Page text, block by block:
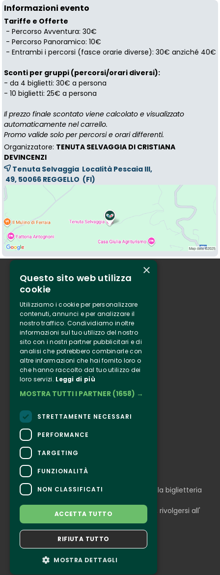
Informazioni evento
Tariffe e Offerte
- Percorso Avventura: 30€
- Percorso Panoramico: 10€
- Entrambi i percorsi (fasce orarie diverse): 30€ anziché 40€
Sconti per gruppi (percorsi/orari diversi):
- da 4 biglietti: 30€ a persona
- 10 biglietti: 25€ a persona
Il prezzo finale scontato viene calcolato e visualizzato
automaticamente nel carrello.
Promo valide solo per percorsi e orari differenti.
Organizzatore: TENUTA SELVAGGIA DI CRISTIANA
DEVINCENZI
Tenuta Selvaggia Località Pescaia III,
49, 50066 REGGELLO (FI)
Chi siamo
Tenuta Selvaggia
Contatti
Biglietteria
Clappit
Informazione
Seguici
Facebook
Connect
CONTATTI
Per informazioni e supporto all'acquisto della biglietteria
Per informazioni sul programma e l'evento, rivolgersi all'
organizzatore
Dichiarazione di accessibilità
×
Questo sito web utilizza
cookie
Utilizziamo i cookie per personalizzare
contenuti, annunci e per analizzare il
nostro traffico. Condividiamo inoltre
informazioni sul tuo utilizzo del nostro
sito con i nostri partner pubblicitari e di
analisi che potrebbero combinarle con
altre informazioni che hai fornito loro o
che hanno raccolto dal tuo utilizzo dei
loro servizi. Leggi di più
MOSTRA TUTTI I PARTNER (1658) →
STRETTAMENTE NECESSARI
PERFORMANCE
TARGETING
FUNZIONALITÀ
NON CLASSIFICATI
ACCETTA TUTTO
RIFIUTA TUTTO
MOSTRA DETTAGLI